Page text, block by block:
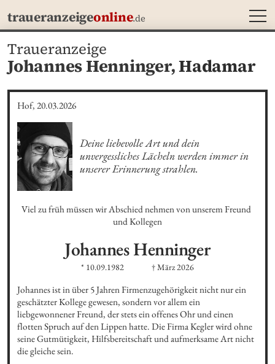
traueranzeigeonline.de
Traueranzeige
Johannes Henninger,Hadamar
Hof, 20.03.2026
Deine liebevolle Art und dein
unvergessliches Lächeln werden immer in
unserer Erinnerung strahlen.
Viel zu früh müssen wir Abschied nehmen von unserem Freund
und Kollegen
JohannesHenninger
* 10.09.1982 † März 2026
Johannes ist in über 5 Jahren Firmenzugehörigkeit nicht nur ein
geschätzter Kollege gewesen, sondern vor allem ein
liebgewonnener Freund, der stets ein offenes Ohr und einen
flotten Spruch auf den Lippen hatte. Die Firma Kegler wird ohne
seine Gutmütigkeit, Hilfsbereitschaft und aufmerksame Art nicht
die gleiche sein.